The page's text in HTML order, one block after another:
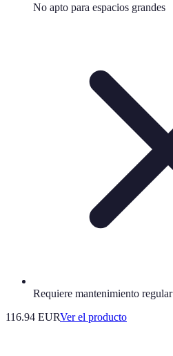
No apto para espacios grandes
Requiere mantenimiento regular
116.94 EURVer el producto